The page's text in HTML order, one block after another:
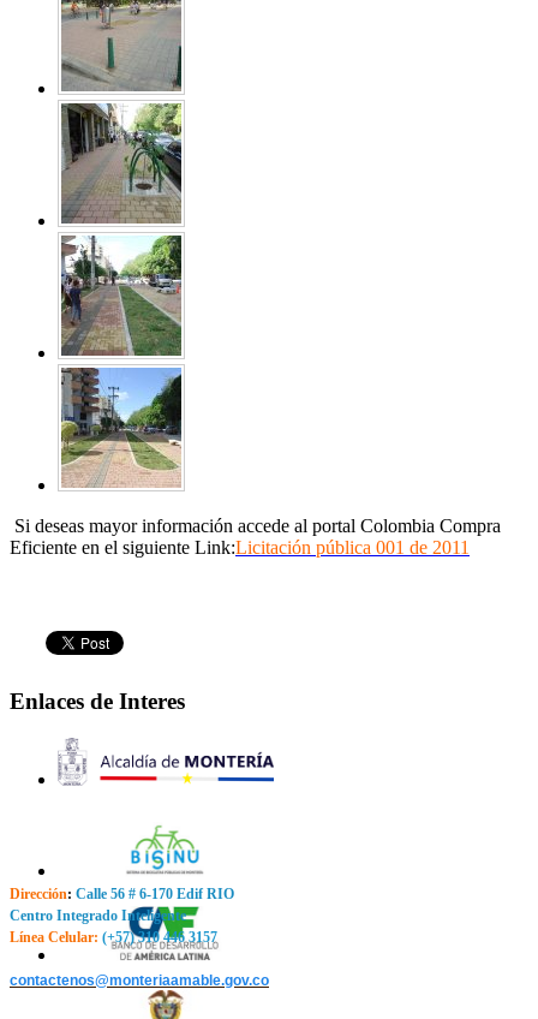
Si deseas mayor información accede al portal Colombia Compra
Eficiente en el siguiente Link:Licitación pública 001 de 2011
Enlaces de Interes
Dirección: Calle 56 # 6-170 Edif RIO
Centro Integrado Inteligente
Línea Celular: (+57) 310 446 3157
contactenos@monteriaamable.gov.co